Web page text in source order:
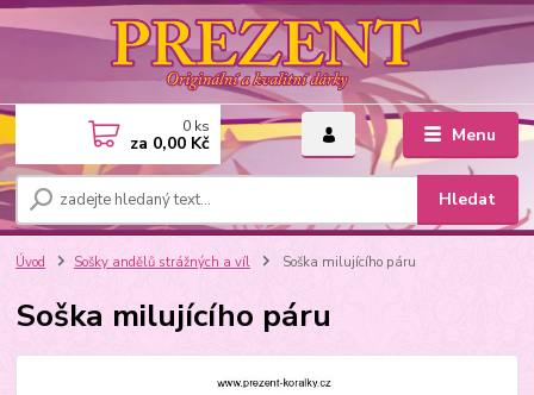
Menu
Hledat
0 ks
za 0,00 Kč
Úvod Sošky andělů strážných a víl Soška milujícího páru
Soška milujícího páru